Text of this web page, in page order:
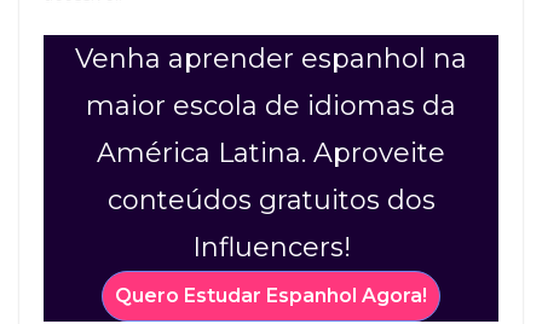
Venha aprender espanhol na
maior escola de idiomas da
América Latina. Aproveite
conteúdos gratuitos dos
Influencers!
Quero Estudar Espanhol Agora!